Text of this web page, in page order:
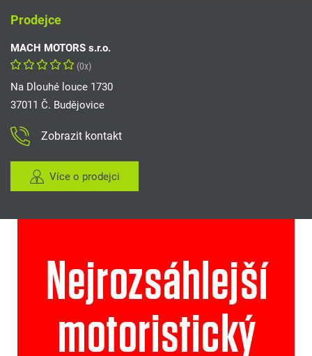
Prodejce
MACH MOTORS s.r.o.
(0x)
Na Dlouhé louce 1730
37011 Č. Budějovice
Zobrazit kontakt
Více o prodejci